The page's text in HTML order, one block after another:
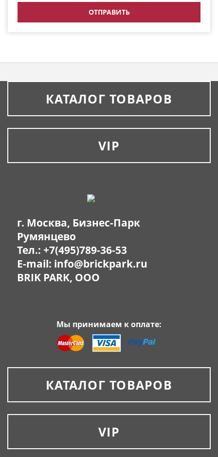
КАТАЛОГ ТОВАРОВ
VIP
г. Москва, Бизнес-Парк
Румянцево
Тел.: +7(495)789-36-53
E-mail: info@brickpark.ru
BRIK PARK, OOO
Мы принимаем к оплате:
КАТАЛОГ ТОВАРОВ
VIP